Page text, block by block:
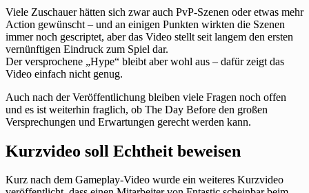
Viele Zuschauer hätten sich zwar auch PvP-Szenen oder etwas mehr
Action gewünscht – und an einigen Punkten wirkten die Szenen
immer noch gescriptet, aber das Video stellt seit langem den ersten
vernünftigen Eindruck zum Spiel dar.
Der versprochene „Hype“ bleibt aber wohl aus – dafür zeigt das
Video einfach nicht genug.
Auch nach der Veröffentlichung bleiben viele Fragen noch offen
und es ist weiterhin fraglich, ob The Day Before den großen
Versprechungen und Erwartungen gerecht werden kann.
Kurzvideo soll Echtheit beweisen
Kurz nach dem Gameplay-Video wurde ein weiteres Kurzvideo